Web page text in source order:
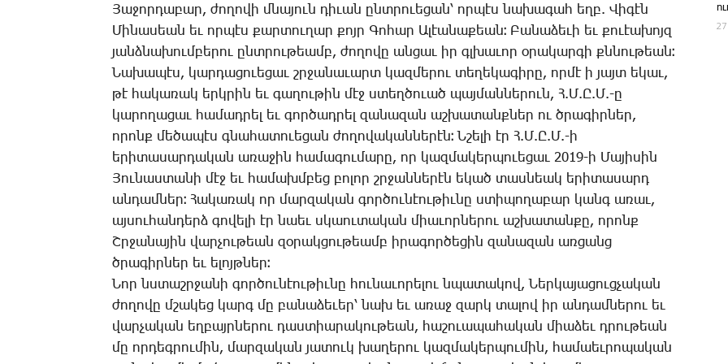
­Յա­ջոր­դա­բար, ժո­ղո­վի մնա­յուն դի­ւան ընտրուե­ցան՝ որ­պէս նա­խա­գահ եղբ. ­Վի­գէն
­Մի­նա­սեան եւ որ­պէս քար­տու­ղար քոյր ­Գո­հար Ա­լէա­նա­քեան։ ­Բա­նա­ձե­ւի եւ քո­ւէա­խոյզ
յանձ­նա­խում­բե­րու ընտրու­թեամբ, ժո­ղո­վը ան­ցաւ իր գլխա­ւոր օ­րա­կար­գի քննու­թեան։
­Նա­խա­պէս, կար­դա­ցո­ւե­ցաւ շրջա­նա­ւարտ կազ­մե­րու տե­ղե­կա­գի­րը, որ­մէ ի յայտ ե­կաւ,
թէ հա­կա­ռակ երկ­րին եւ գա­ղու­թին մէջ ստեղ­ծո­ւած պայ­ման­նե­րուն, Հ.Մ.Ը.Մ.-ը
կա­րո­ղա­ցաւ հա­մադրել եւ գոր­ծադ­րել զա­նա­զան աշ­խա­տանք­ներ ու ծրա­գիր­ներ,
ո­րոնք մե­ծա­պէս գնա­հա­տո­ւե­ցան ժո­ղո­վա­կան­նե­րէն։ Ն­շե­լի էր Հ.Մ.Ը.Մ.-ի
ե­րի­տա­սար­դա­կան ա­ռա­ջին հա­մա­գու­մա­րը, որ կազ­մա­կեր­պո­ւե­ցաւ 2019-ի ­Մա­յի­սին
­Յու­նաս­տա­նի մէջ եւ հա­մախմ­բեց բո­լոր շրջան­նե­րէն ե­կած տաս­նեակ ե­րի­տա­սարդ
ան­դամ­ներ։ ­Հա­կա­ռակ որ մար­զա­կան գոր­ծու­նէու­թիւ­նը ստի­պո­ղա­բար կանգ ա­ռաւ,
այ­սու­հան­դերձ գո­վե­լի էր նաեւ սկաու­տա­կան միա­ւոր­նե­րու աշ­խա­տան­քը, ո­րոնք
Շր­ջա­նա­յին վար­չու­թեան զօ­րակ­ցու­թեամբ ի­րա­գոր­ծե­ցին զա­նա­զան առ­ցանց
ծրա­գիր­ներ եւ ե­լոյթ­ներ։
­Նոր նստաշր­ջա­նի գոր­ծու­նէու­թիւ­նը հու­նա­ւո­րե­լու նպա­տա­կով, ­Ներ­կա­յա­ցուց­չա­կան
ժո­ղո­վը մշա­կեց կարգ մը բա­նա­ձե­ւեր՝ նախ եւ ա­ռաջ զարկ տա­լով իր ան­դամ­նե­րու եւ
վար­չա­կան եղ­բայր­նե­րու դաս­տիա­րա­կու­թեան, հա­շո­ւա­պա­հա­կան միա­ձեւ դրու­թեան
մը որ­դեգ­րու­մին, մար­զա­կան յա­տուկ խա­ղե­րու կազ­մա­կեր­պու­մին, հա­մաեւ­րո­պա­կան